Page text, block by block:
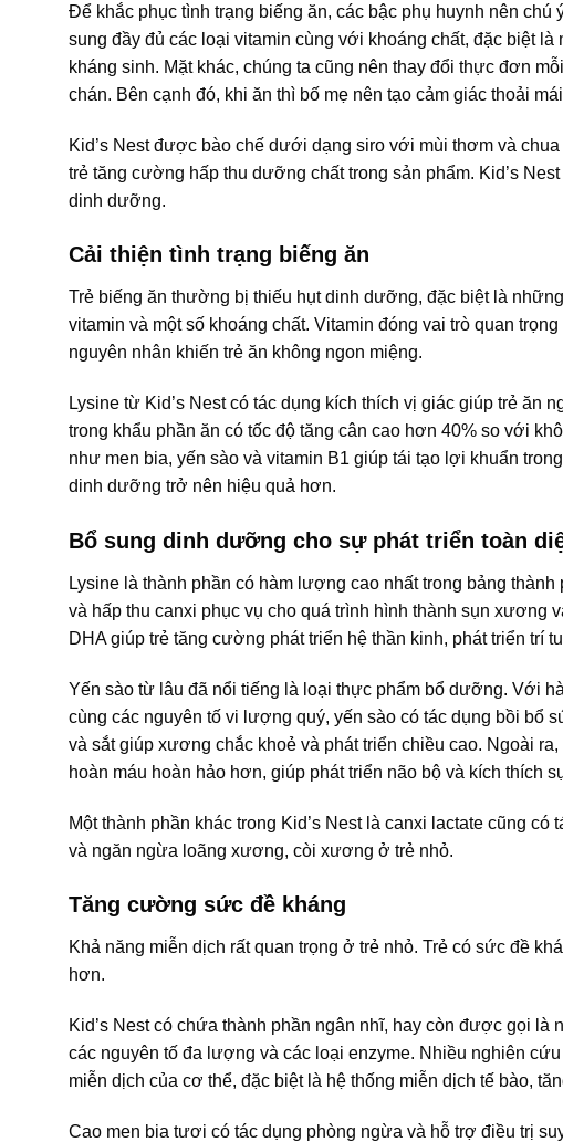
Để khắc phục tình trạng biếng ăn, các bậc phụ huynh nên
sung đầy đủ các loại vitamin cùng với khoáng chất, đặc biệt
kháng sinh. Mặt khác, chúng ta cũng nên thay đổi thực đơn
chán. Bên cạnh đó, khi ăn thì bố mẹ nên tạo cảm giác thoải
Kid’s Nest được bào chế dưới dạng siro với mùi thơm và
trẻ tăng cường hấp thu dưỡng chất trong sản phẩm. Kid’s
dinh dưỡng.
Cải thiện tình trạng biếng ăn
Trẻ biếng ăn thường bị thiếu hụt dinh dưỡng, đặc biệt là
vitamin và một số khoáng chất. Vitamin đóng vai trò quan
nguyên nhân khiến trẻ ăn không ngon miệng.
Lysine từ Kid’s Nest có tác dụng kích thích vị giác giúp trẻ
trong khẩu phần ăn có tốc độ tăng cân cao hơn 40% so với
như men bia, yến sào và vitamin B1 giúp tái tạo lợi khuẩn
dinh dưỡng trở nên hiệu quả hơn.
Bổ sung dinh dưỡng cho sự phát triển toàn
Lysine là thành phần có hàm lượng cao nhất trong bảng
và hấp thu canxi phục vụ cho quá trình hình thành sụn xương
DHA giúp trẻ tăng cường phát triển hệ thần kinh, phát triển trí
Yến sào từ lâu đã nổi tiếng là loại thực phẩm bổ dưỡng. Với
cùng các nguyên tố vi lượng quý, yến sào có tác dụng bồi bổ
và sắt giúp xương chắc khoẻ và phát triển chiều cao. Ngoài
hoàn máu hoàn hảo hơn, giúp phát triển não bộ và kích thích
Một thành phần khác trong Kid’s Nest là canxi lactate cũng
và ngăn ngừa loãng xương, còi xương ở trẻ nhỏ.
Tăng cường sức đề kháng
Khả năng miễn dịch rất quan trọng ở trẻ nhỏ. Trẻ có sức đề
hơn.
Kid’s Nest có chứa thành phần ngân nhĩ, hay còn được gọi
các nguyên tố đa lượng và các loại enzyme. Nhiều nghiên
miễn dịch của cơ thể, đặc biệt là hệ thống miễn dịch tế bào,
Cao men bia tươi có tác dụng phòng ngừa và hỗ trợ điều trị